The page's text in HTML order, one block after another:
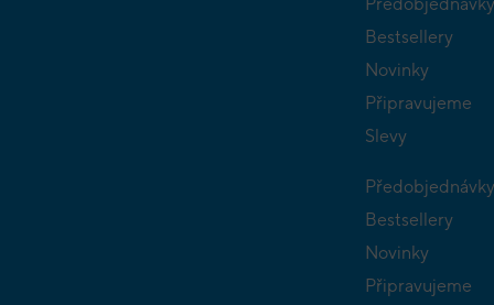
Bestsellery
Novinky
Připravujeme
Slevy
Předobjednávky
Bestsellery
Novinky
Připravujeme